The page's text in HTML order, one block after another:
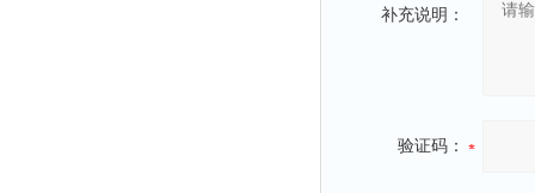
补充说明：
验证码：